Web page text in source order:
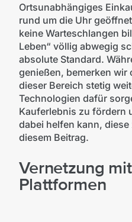
Ortsunabhängiges
rund um die Uhr
keine Warteschlangen
Leben“ völlig abwegig
absolute Standard.
genießen, bemerken wir
dieser Bereich stetig
Technologien dafür
Kauferlebnis zu fördern
dabei helfen kann,
diesem Beitrag.
Vernetzung
Plattformen